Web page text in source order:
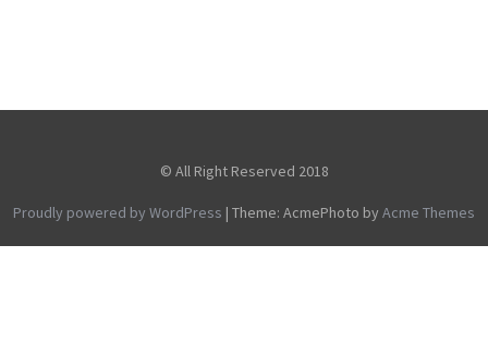
© All Right Reserved 2018
Proudly powered by WordPress | Theme: AcmePhoto by Acme Themes